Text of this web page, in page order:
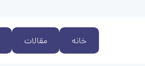
مقالات خانه